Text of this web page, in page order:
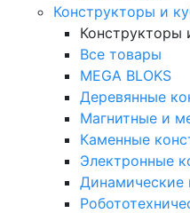
Конструкторы и
Конструкторы
Все товары
MEGA BLOKS
Деревянные
Магнитные и
Каменные
Электронные
Динамические